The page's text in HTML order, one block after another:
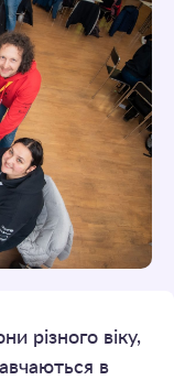
різного віку,
в